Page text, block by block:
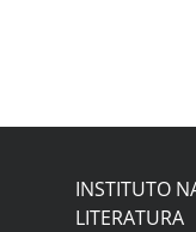
INSTITUTO
LITERATURA